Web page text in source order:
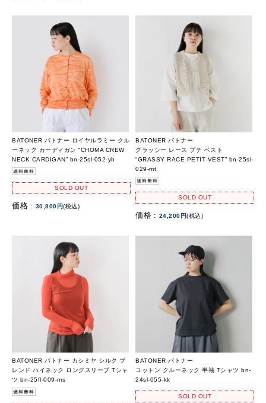
BATONER バトナー ロイヤルラミー クル
ーネック カーディガン “CHOMA CREW
NECK CARDIGAN” bn-25sl-052-yh
SOLD OUT
価格 : 30,800円(税込)
BATONER バトナー
グラッシー レース プチ ベスト
“GRASSY RACE PETIT VEST” bn-25sl-
029-mt
SOLD OUT
価格 : 24,200円(税込)
BATONER バトナー カシミヤ シルク ブ
レンド ハイネック ロングスリーブ Tシャ
ツ bn-25fl-009-ms
BATONER バトナー
コットン クルーネック 半袖 Tシャツ bn-
24sl-055-kk
SOLD OUT